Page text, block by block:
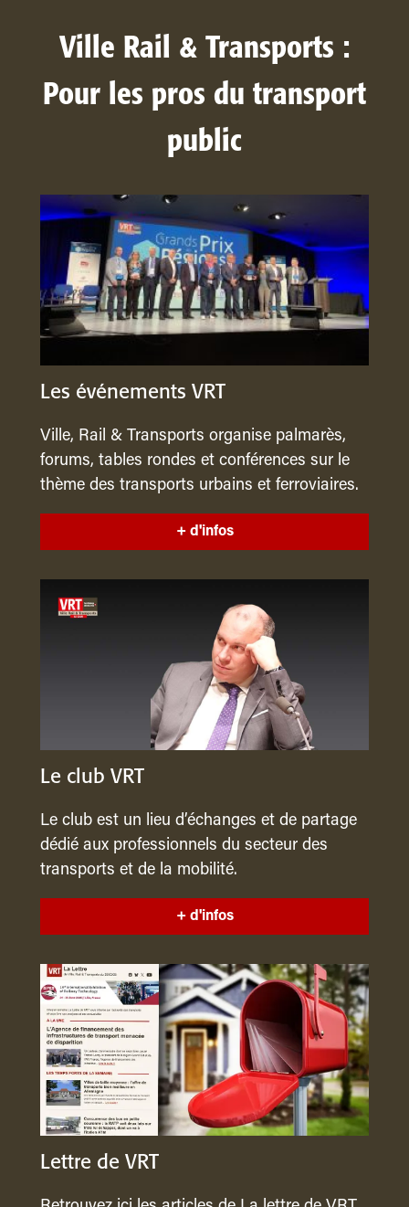
Ville Rail & Transports :
Pour les pros du transport
public
Les événements VRT
Ville, Rail & Transports organise palmarès,
forums, tables rondes et conférences sur le
thème des transports urbains et ferroviaires.
+ d'infos
Le club VRT
Le club est un lieu d’échanges et de partage
dédié aux professionnels du secteur des
transports et de la mobilité.
+ d'infos
Lettre de VRT